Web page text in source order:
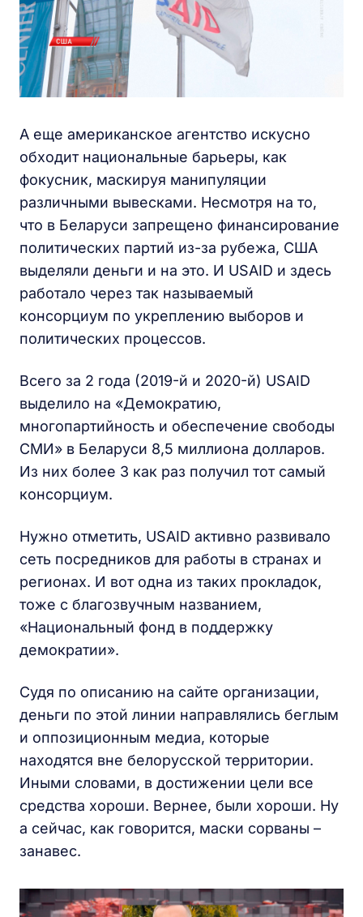
А еще американское агентство искусно
обходит национальные барьеры, как
фокусник, маскируя манипуляции
различными вывесками. Несмотря на то,
что в Беларуси запрещено финансирование
политических партий из-за рубежа, США
выделяли деньги и на это. И USAID и здесь
работало через так называемый
консорциум по укреплению выборов и
политических процессов.
Всего за 2 года (2019-й и 2020-й) USAID
выделило на «Демократию,
многопартийность и обеспечение свободы
СМИ» в Беларуси 8,5 миллиона долларов.
Из них более 3 как раз получил тот самый
консорциум.
Нужно отметить, USAID активно развивало
сеть посредников для работы в странах и
регионах. И вот одна из таких прокладок,
тоже с благозвучным названием,
«Национальный фонд в поддержку
демократии».
Судя по описанию на сайте организации,
деньги по этой линии направлялись беглым
и оппозиционным медиа, которые
находятся вне белорусской территории.
Иными словами, в достижении цели все
средства хороши. Вернее, были хороши. Ну
а сейчас, как говорится, маски сорваны –
занавес.